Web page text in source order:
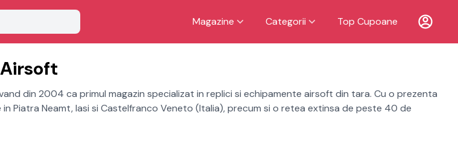
Magazine Categorii Top Cupoane
din 2004 ca primul magazin specializat in replici si echipamente airsoft din tara. Cu o prezenta
Piatra Neamt, Iasi si Castelfranco Veneto (Italia), precum si o retea extinsa de peste 40 de